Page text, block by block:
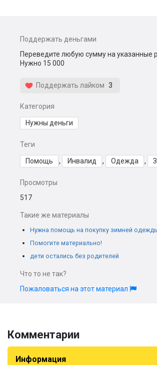
Поддержать деньгами
Переведите любую сумму на указанные
Нужно 15 000
Поддержать лайком 3
Категория
Нужны деньги
Теги
Помощь , Инвалид , Одежда ,
Просмотры
517
Такие же материалы
Нужна помощь на покупку зимней
Помогите материально!
дети остались без родителей
Что то не так?
Пожаловаться на этот материал
Комментарии
Информация